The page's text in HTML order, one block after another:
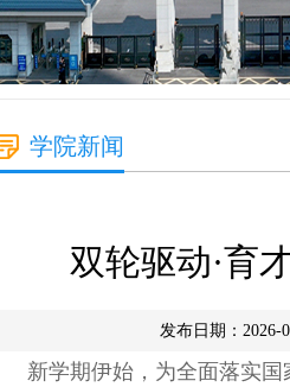
学院新闻
双轮驱动·育
发布日期：
新学期伊始，为全面落实